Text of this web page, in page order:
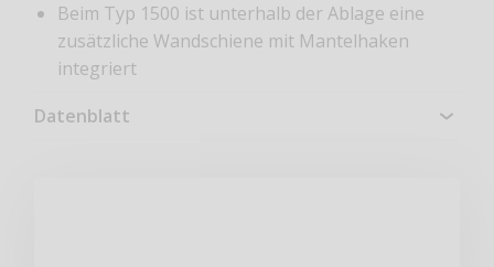
Beim Typ 1500 ist unterhalb der Ablage eine
zusätzliche Wandschiene mit Mantelhaken
integriert
Datenblatt